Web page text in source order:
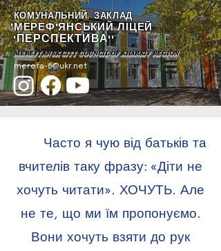
КОМУНАЛЬНИЙ ЗАКЛАД
"МЕРЕФ'ЯНСЬКИЙ ЛІЦЕЙ
"ПЕРСПЕКТИВА""
MEREFYANSK CITY COUNCIL OF KHARKIV REGION
merefa-6@ukr.net
Часто я чую від батьків та
вчителів таку фразу: «Діти не
хочуть читати». ХОЧУТЬ. Але
не те, що ми їм пропонуємо.
Вони хочуть взяти до рук